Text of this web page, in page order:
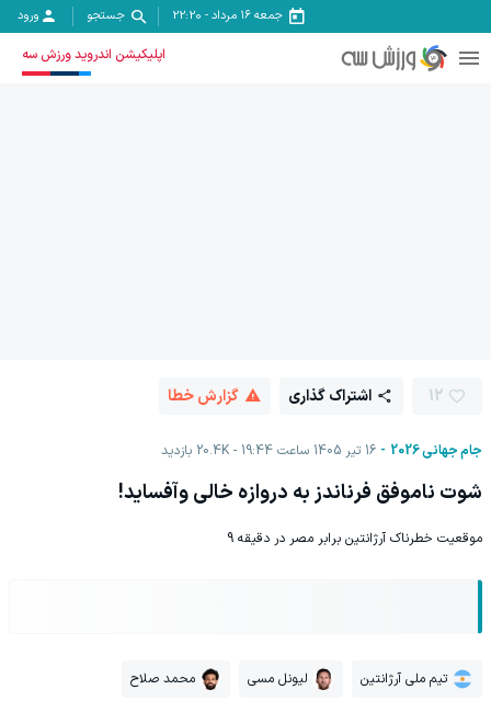
جمعه ۱۶ مرداد -
22:20 جستجو ورود
اپلیکیشن اندروید ورزش سه
جام جهانی 2026 16 تیر 1405 ساعت 19:44 20.4K بازدید
12 اشتراک گذاری گزارش خطا
شوت ناموفق فرناندز به دروازه خالی وآفساید!
موقعیت خطرناک آرژانتین برابر مصر در دقیقه 9
تیم ملی آرژانتین لیونل مسی محمد صلاح